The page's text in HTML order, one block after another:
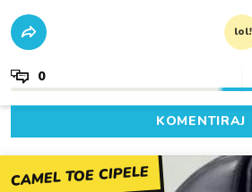
lol!
0
KOMENTIRAJ
CAMEL TOE CIPELE